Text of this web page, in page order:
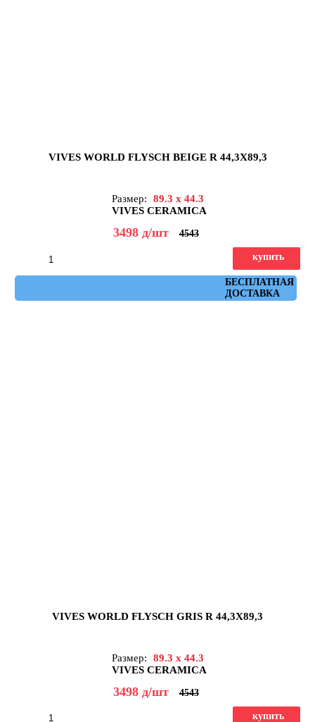
VIVES WORLD FLYSCH BEIGE R 44,3X89,3
Размер:
89.3 x 44.3
VIVES CERAMICA
3498 д/шт 4543
БЕСПЛАТНАЯ
ДОСТАВКА
купить
VIVES WORLD FLYSCH GRIS R 44,3X89,3
Размер:
89.3 x 44.3
VIVES CERAMICA
3498 д/шт 4543
купить